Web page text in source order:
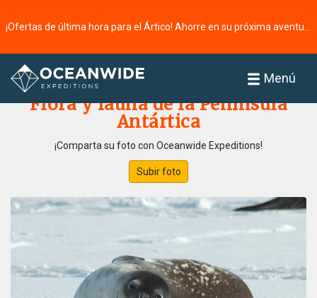
Menú
Página principal
Flora y fauna de la Península
Antártica
¡Comparta su foto con Oceanwide Expeditions!
Subir foto